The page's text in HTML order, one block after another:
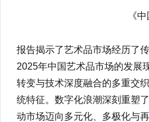
《
报告揭示了艺术品市场经历了
2025年中国艺术品市场的发展
转变与技术深度融合的多重交
统特征。数字化浪潮深刻重塑
动市场迈向多元化、多极化与